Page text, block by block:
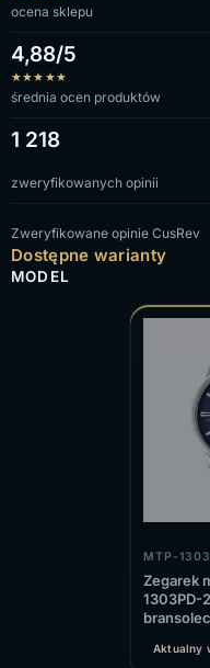
ocena sklepu
4,88/5
★★★ ★★
średnia ocen produktów
1 218
zweryfikowanych opinii
Zweryfikowane opinie CusRev
Dostępne warianty
MODEL
MTP-
Zegarek
1303PD-
Aktualny